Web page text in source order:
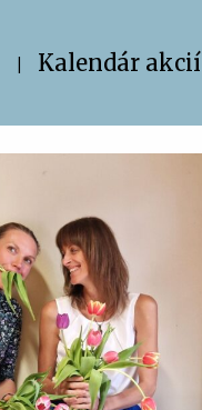
Kalendár akcií